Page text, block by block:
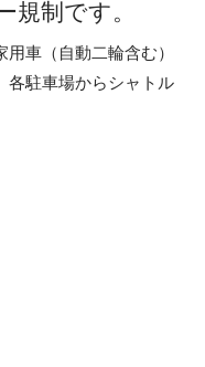
規制です。
車（自動二輪含む）
各駐車場からシャトル